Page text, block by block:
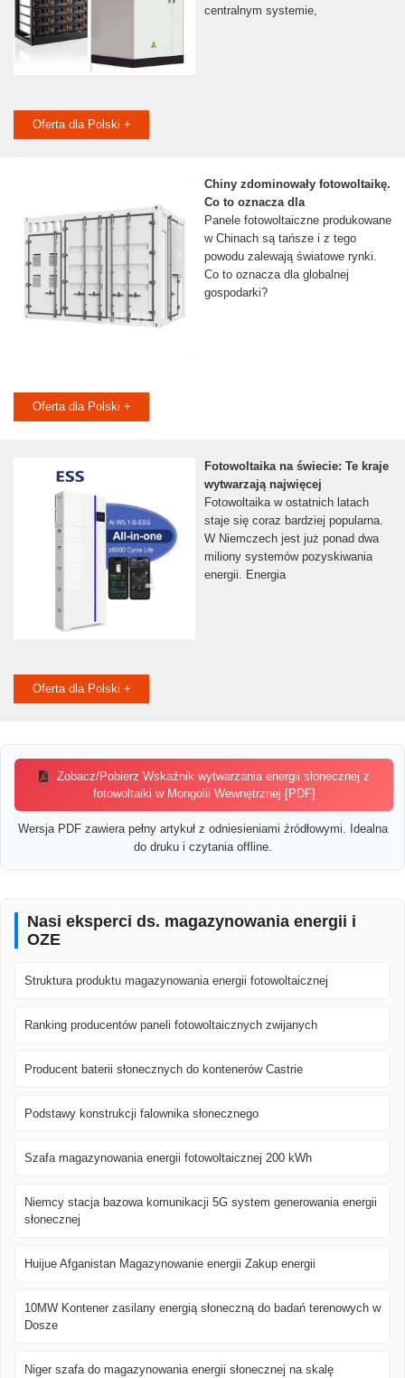
centralnym systemie,
Oferta dla Polski +
Chiny zdominowały fotowoltaikę.
Co to oznacza dla
Panele fotowoltaiczne produkowane
w Chinach są tańsze i z tego
powodu zalewają światowe rynki.
Co to oznacza dla globalnej
gospodarki?
Oferta dla Polski +
Fotowoltaika na świecie: Te kraje
wytwarzają najwięcej
Fotowoltaika w ostatnich latach
staje się coraz bardziej popularna.
W Niemczech jest już ponad dwa
miliony systemów pozyskiwania
energii. Energia
Oferta dla Polski +
Zobacz/Pobierz Wskaźnik wytwarzania energii słonecznej z
fotowoltaiki w Mongolii Wewnętrznej [PDF]
Wersja PDF zawiera pełny artykuł z odniesieniami źródłowymi. Idealna
do druku i czytania offline.
Nasi eksperci ds. magazynowania energii i
OZE
Struktura produktu magazynowania energii fotowoltaicznej
Ranking producentów paneli fotowoltaicznych zwijanych
Producent baterii słonecznych do kontenerów Castrie
Podstawy konstrukcji falownika słonecznego
Szafa magazynowania energii fotowoltaicznej 200 kWh
Niemcy stacja bazowa komunikacji 5G system generowania energii
słonecznej
Huijue Afganistan Magazynowanie energii Zakup energii
10MW Kontener zasilany energią słoneczną do badań terenowych w
Dosze
Niger szafa do magazynowania energii słonecznej na skalę